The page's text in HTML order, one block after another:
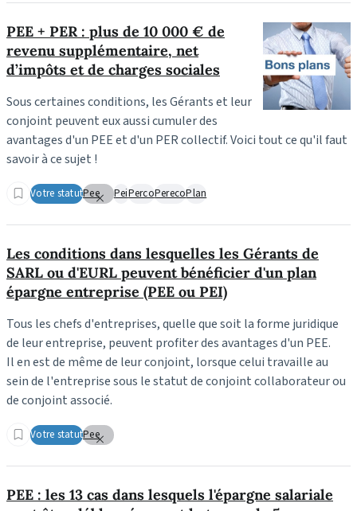
PEE + PER : plus de 10 000 € de
revenu supplémentaire, net
d’impôts et de charges sociales
Sous certaines conditions, les Gérants et leur
conjoint peuvent eux aussi cumuler des
avantages d'un PEE et d'un PER collectif. Voici tout ce qu'il faut
savoir à ce sujet !
Votre statutPee PeiPercoPerecoPlan
Les conditions dans lesquelles les Gérants de
SARL ou d'EURL peuvent bénéficier d'un plan
épargne entreprise (PEE ou PEI)
Tous les chefs d'entreprises, quelle que soit la forme juridique
de leur entreprise, peuvent profiter des avantages d'un PEE.
Il en est de même de leur conjoint, lorsque celui travaille au
sein de l'entreprise sous le statut de conjoint collaborateur ou
de conjoint associé.
Votre statutPee
PEE : les 13 cas dans lesquels l'épargne salariale